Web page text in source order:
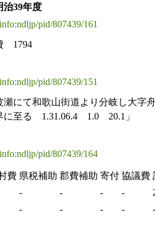
39年度
pid/807439/161
1794
pid/807439/151
瀬にて和歌山街道より分岐し大字
に至る 1.31.06.4 1.0 20.1」
pid/807439/164
費 県税補助 郡費補助 寄付 協議費
- - - -
- - - - -